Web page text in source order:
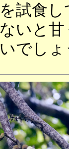
試食
いと
でし